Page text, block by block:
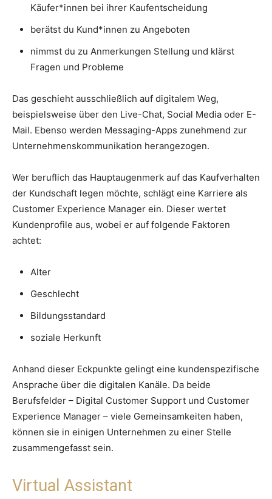
Käufer*innen bei ihrer Kaufentscheidung
berätst du Kund*innen zu Angeboten
nimmst du zu Anmerkungen Stellung und klärst
Fragen und Probleme
Das geschieht ausschließlich auf digitalem Weg,
beispielsweise über den Live-Chat, Social Media oder E-
Mail. Ebenso werden Messaging-Apps zunehmend zur
Unternehmenskommunikation herangezogen.
Wer beruflich das Hauptaugenmerk auf das Kaufverhalten
der Kundschaft legen möchte, schlägt eine Karriere als
Customer Experience Manager ein. Dieser wertet
Kundenprofile aus, wobei er auf folgende Faktoren
achtet:
Alter
Geschlecht
Bildungsstandard
soziale Herkunft
Anhand dieser Eckpunkte gelingt eine kundenspezifische
Ansprache über die digitalen Kanäle. Da beide
Berufsfelder – Digital Customer Support und Customer
Experience Manager – viele Gemeinsamkeiten haben,
können sie in einigen Unternehmen zu einer Stelle
zusammengefasst sein.
Virtual Assistant